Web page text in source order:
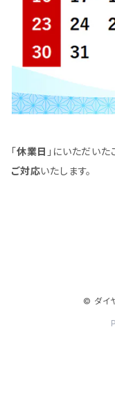
「休業日 」にいただい
ご対応いたします。
© ダイ